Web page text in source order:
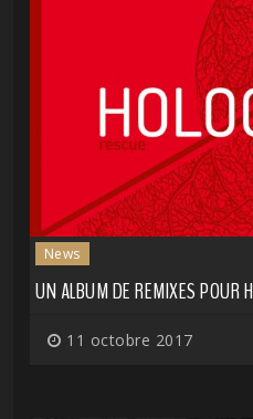
News
UN ALBUM DE REMIXES POUR
11 octobre 2017